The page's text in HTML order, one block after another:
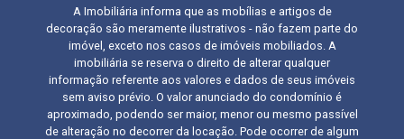
A Imobiliária informa que as mobílias e artigos de
decoração são meramente ilustrativos - não fazem parte do
imóvel, exceto nos casos de imóveis mobiliados. A
imobiliária se reserva o direito de alterar qualquer
informação referente aos valores e dados de seus imóveis
sem aviso prévio. O valor anunciado do condomínio é
aproximado, podendo ser maior, menor ou mesmo passível
de alteração no decorrer da locação. Pode ocorrer de algum